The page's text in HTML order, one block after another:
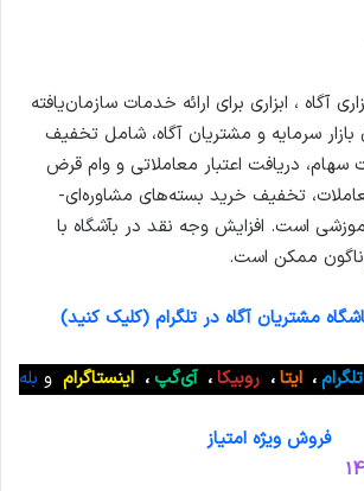
آگاه ، ابزاری برای ارائه خدمات سازمان‌یافته
بازار سرمایه و مشتریان آگاه، شامل تخفیف
سهام، دریافت اعتبار معاملاتی و وام قرض
تخفیف خرید بسته‌های مشاوره‌ای-
است. افزایش وجه نقد در بآشگاه با
ممکن است.
مشتریان آگاه در تلگرام (کلیک کنید)
تلگرام، ایتا، روبیکا، آی‌گپ، اینستاگرام و بله
فروش ویژه امتیاز